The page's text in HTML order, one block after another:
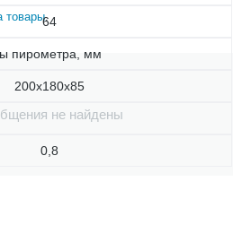
64
пирометра, мм
200х180х85
0,8
товары.
не найдены